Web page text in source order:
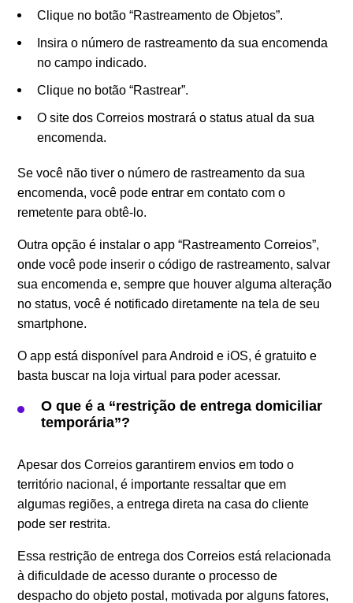
Clique no botão “Rastreamento de Objetos”.
Insira o número de rastreamento da sua encomenda
no campo indicado.
Clique no botão “Rastrear”.
O site dos Correios mostrará o status atual da sua
encomenda.
Se você não tiver o número de rastreamento da sua
encomenda, você pode entrar em contato com o
remetente para obtê-lo.
Outra opção é instalar o app “Rastreamento Correios”,
onde você pode inserir o código de rastreamento, salvar
sua encomenda e, sempre que houver alguma alteração
no status, você é notificado diretamente na tela de seu
smartphone.
O app está disponível para Android e iOS, é gratuito e
basta buscar na loja virtual para poder acessar.
O que é a “restrição de entrega domiciliar
temporária”?
Apesar dos Correios garantirem envios em todo o
território nacional, é importante ressaltar que em
algumas regiões, a entrega direta na casa do cliente
pode ser restrita.
Essa restrição de entrega dos Correios está relacionada
à dificuldade de acesso durante o processo de
despacho do objeto postal, motivada por alguns fatores,